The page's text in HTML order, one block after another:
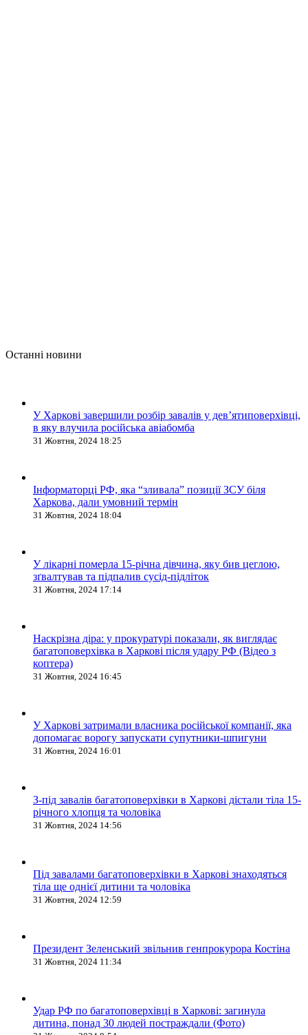
Останні новини
У Харкові завершили розбір завалів у дев’ятиповерхівці,
в яку влучила російська авіабомба
31 Жовтня, 2024 18:25
Інформаторці РФ, яка “зливала” позиції ЗСУ біля
Харкова, дали умовний термін
31 Жовтня, 2024 18:04
У лікарні померла 15-річна дівчина, яку бив цеглою,
зґвалтував та підпалив сусід-підліток
31 Жовтня, 2024 17:14
Наскрізна діра: у прокуратурі показали, як виглядає
багатоповерхівка в Харкові після удару РФ (Відео з
коптера)
31 Жовтня, 2024 16:45
У Харкові затримали власника російської компанії, яка
допомагає ворогу запускати супутники-шпигуни
31 Жовтня, 2024 16:01
З-під завалів багатоповерхівки в Харкові дістали тіла 15-
річного хлопця та чоловіка
31 Жовтня, 2024 14:56
Під завалами багатоповерхівки в Харкові знаходяться
тіла ще однієї дитини та чоловіка
31 Жовтня, 2024 12:59
Президент Зеленський звільнив генпрокурора Костіна
31 Жовтня, 2024 11:34
Удар РФ по багатоповерхівці в Харкові: загинула
дитина, понад 30 людей постраждали (Фото)